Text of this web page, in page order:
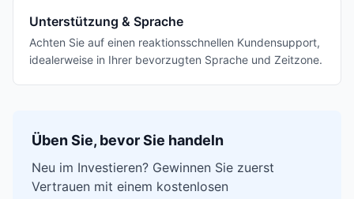
Unterstützung & Sprache
Achten Sie auf einen reaktionsschnellen Kundensupport,
idealerweise in Ihrer bevorzugten Sprache und Zeitzone.
Üben Sie, bevor Sie handeln
Neu im Investieren? Gewinnen Sie zuerst
Vertrauen mit einem kostenlosen